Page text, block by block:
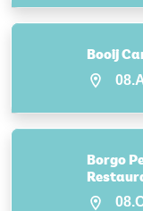
Booij
Borgo